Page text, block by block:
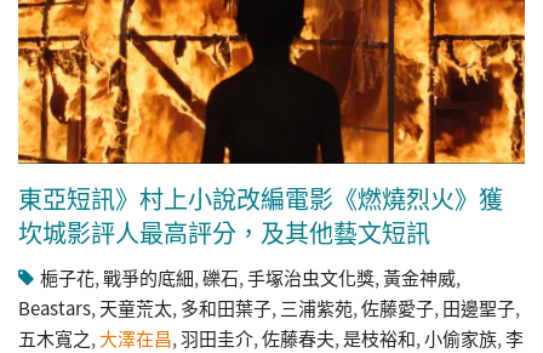
東亞短訊》村上小說改編電影《燃燒烈火》獲
坎城影評人最高評分，及其他藝文短訊
梔子花,戰爭的底細,礫石,手塚治虫文化獎,黃金神威,
Beastars, 天童荒太, 多和田葉子, 三浦紫苑,佐藤愛子, 田邊聖子,
五木寬之, 大澤在昌,羽田圭介,佐藤春夫,是枝裕和,小偷家族,李